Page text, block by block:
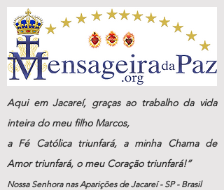
Aqui em Jacareí, graças ao trabalho da vida
inteira do meu filho Marcos,
a Fé Católica triunfará, a minha Chama de
Amor triunfará, o meu Coração triunfará!”
Nossa Senhora nas Aparições de Jacareí - SP - Brasil